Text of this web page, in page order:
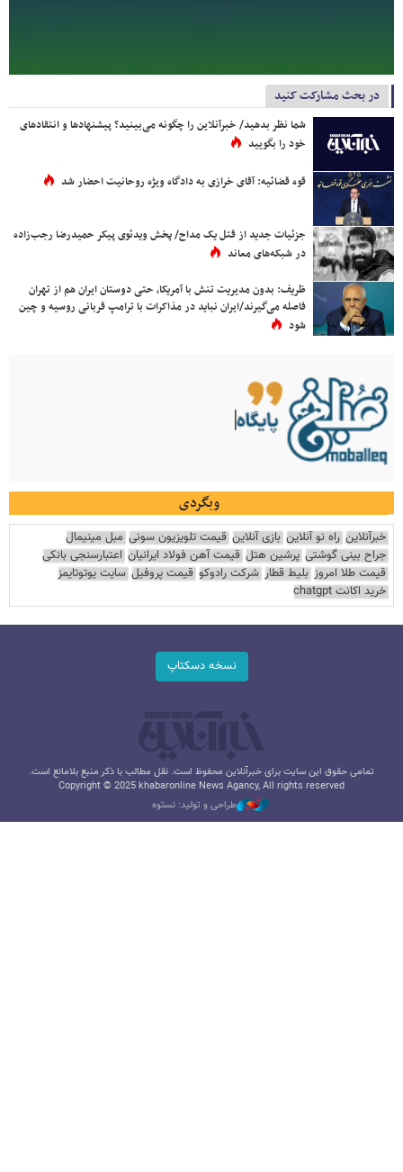
در بحث مشارکت کنید
شما نظر بدهید/ خبرآنلاین را چگونه می‌بینید؟ پیشنهادها و انتقادهای
خود را بگویید
قوه قضائیه: آقای خرازی به دادگاه ویژه روحانیت احضار شد
جزئیات جدید از قتل یک مداح/ پخش ویدئوی پیکر حمیدرضا رجب‌زاده
در شبکه‌های معاند
ظریف: بدون مدیریت تنش با آمریکا، حتی دوستان ایران هم از تهران
فاصله می‌گیرند/ایران نباید در مذاکرات با ترامپ قربانی روسیه و چین
شود
وبگردی
خبرآنلاین راه نو آنلاین بازی آنلاین قیمت تلویزیون سونی مبل مینیمال
جراح بینی گوشتی پرشین هتل قیمت آهن فولاد ایرانیان اعتبارسنجی بانکی
قیمت طلا امروز بلیط قطار شرکت رادوکو قیمت پروفیل سایت یوتوتایمز
خرید اکانت chatgpt
نسخه دسکتاپ
تمامی حقوق این سایت برای خبرآنلاین محفوظ است. نقل مطالب با ذکر منبع بلامانع است.
Copyright © 2025 khabaronline News Agancy, All rights reserved
طراحی و تولید: نستوه